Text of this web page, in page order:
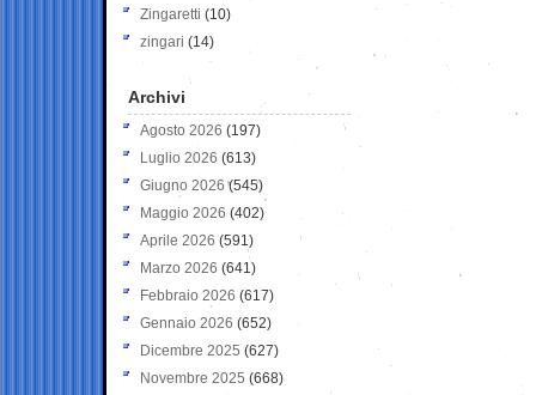
Zingaretti (10)
zingari (14)
Archivi
Agosto 2026 (197)
Luglio 2026 (613)
Giugno 2026 (545)
Maggio 2026 (402)
Aprile 2026 (591)
Marzo 2026 (641)
Febbraio 2026 (617)
Gennaio 2026 (652)
Dicembre 2025 (627)
Novembre 2025 (668)